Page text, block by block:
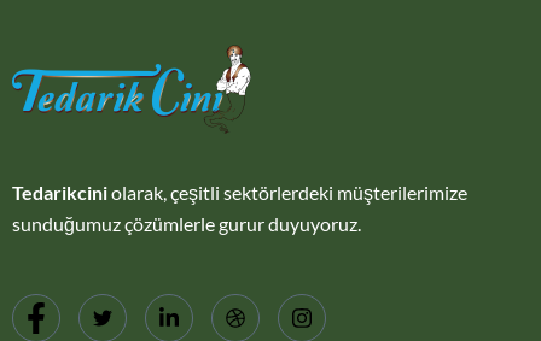
Tedarikciniolarak, çeşitli sektörlerdeki müşterilerimize
sunduğumuz çözümlerle gurur duyuyoruz.